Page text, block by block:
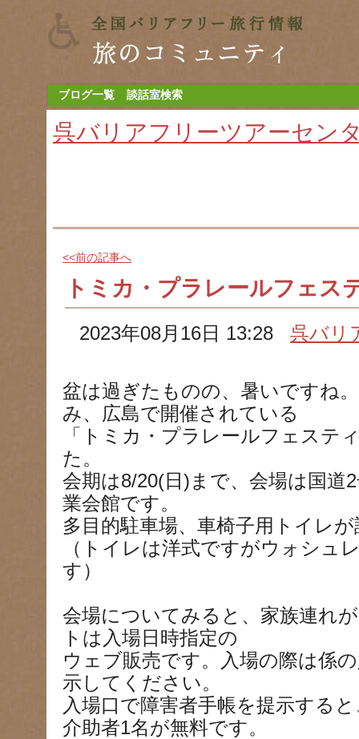
ブログ一覧 談話室検索
呉バリアフリーツアーセン
<<前の記事へ
トミカ・プラレールフェス
2023年08月16日 13:28呉バリ
盆は過ぎたものの、暑いですね
み、広島で開催されている
「トミカ・プラレールフェステ
た。
会期は8/20(日)まで、会場は国道
業会館です。
多目的駐車場、車椅子用トイレ
（トイレは洋式ですがウォシュ
す）
会場についてみると、家族連れ
トは入場日時指定の
ウェブ販売です。入場の際は係
示してください。
入場口で障害者手帳を提示する
介助者1名が無料です。